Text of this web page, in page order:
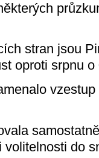
stran jsou
oproti srpnu o
do